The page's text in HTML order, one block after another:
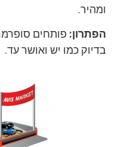
ומהיר.
הפתרון: פותחים
בדיוק כמו יש ואושר עד.